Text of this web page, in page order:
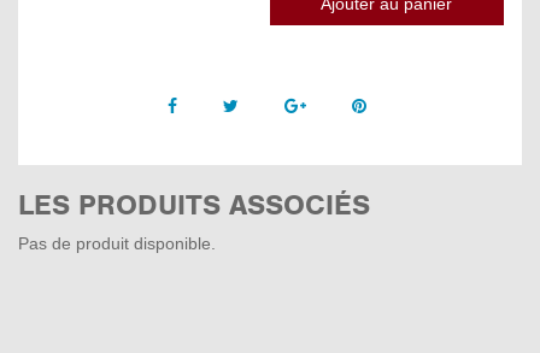
Facebook Twitter Google +Pinterest
LES PRODUITS ASSOCIÉS
Pas de produit disponible.